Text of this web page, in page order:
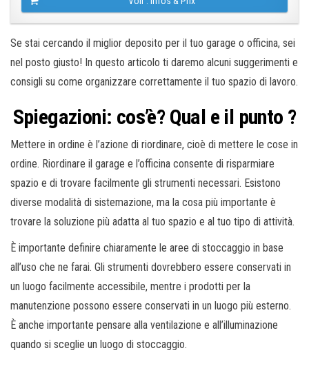
Se stai cercando il miglior deposito per il tuo garage o officina, sei
nel posto giusto! In questo articolo ti daremo alcuni suggerimenti e
consigli su come organizzare correttamente il tuo spazio di lavoro.
Spiegazioni: cos’è? Qual e il punto ?
Mettere in ordine è l’azione di riordinare, cioè di mettere le cose in
ordine. Riordinare il garage e l’officina consente di risparmiare
spazio e di trovare facilmente gli strumenti necessari. Esistono
diverse modalità di sistemazione, ma la cosa più importante è
trovare la soluzione più adatta al tuo spazio e al tuo tipo di attività.
È importante definire chiaramente le aree di stoccaggio in base
all’uso che ne farai. Gli strumenti dovrebbero essere conservati in
un luogo facilmente accessibile, mentre i prodotti per la
manutenzione possono essere conservati in un luogo più esterno.
È anche importante pensare alla ventilazione e all’illuminazione
quando si sceglie un luogo di stoccaggio.